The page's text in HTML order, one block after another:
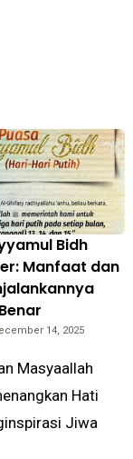
Bidh
Manfaat dan
14, 2025